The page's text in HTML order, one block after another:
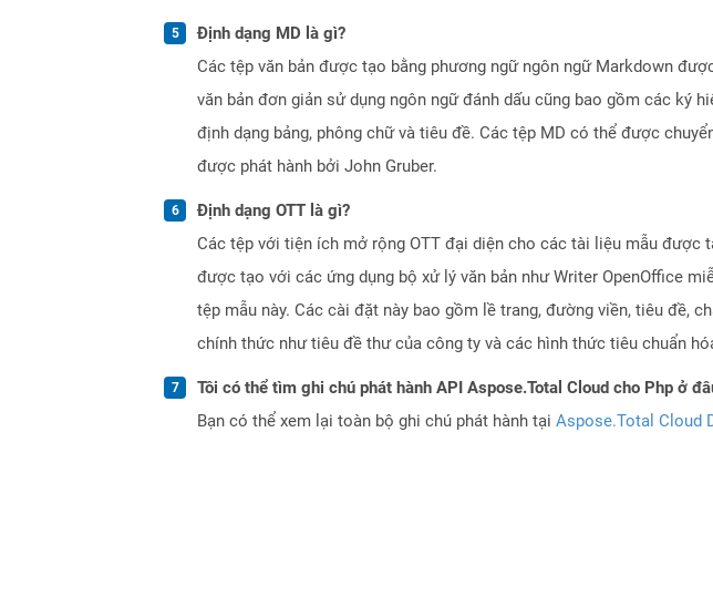
Định dạng MD là gì?
Các tệp văn bản được tạo bằng phương ngữ ngôn ngữ Markdown
văn bản đơn giản sử dụng ngôn ngữ đánh dấu cũng bao gồm các ký
định dạng bảng, phông chữ và tiêu đề. Các tệp MD có thể được
được phát hành bởi John Gruber.
Định dạng OTT là gì?
Các tệp với tiện ích mở rộng OTT đại diện cho các tài liệu mẫu được
được tạo với các ứng dụng bộ xử lý văn bản như Writer OpenOffice
tệp mẫu này. Các cài đặt này bao gồm lề trang, đường viền, tiêu đề,
chính thức như tiêu đề thư của công ty và các hình thức tiêu chuẩn
Tôi có thể tìm ghi chú phát hành API Aspose.Total Cloud cho Php ở
Bạn có thể xem lại toàn bộ ghi chú phát hành tại Aspose.Total Cloud